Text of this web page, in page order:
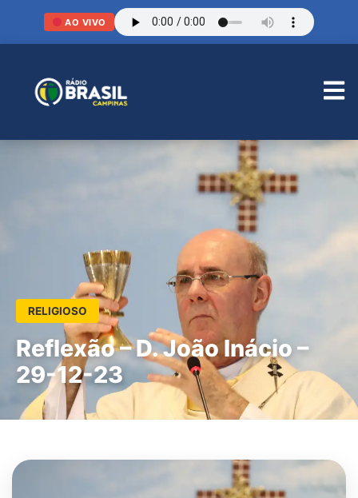
AO VIVO
RELIGIOSO
Reflexão – D. João Inácio –
29-12-23